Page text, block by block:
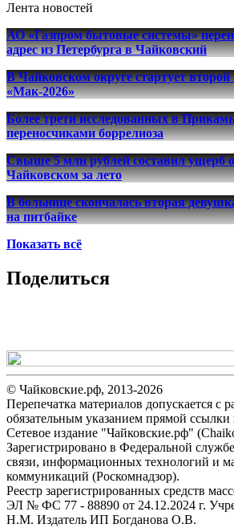
Лента новостей
АО «Газпром бытовые системы»
адрес из Петербурга в Чайковский
В Чайковском округе стартует второй
«Мак-2026»
Более трети исследованных в
переносчиками боррелиоза
Свыше 5 млн рублей составил ущерб
Чайковском за лето
В больнице скончалась вторая
на питбайке
Показать всё
Поделиться
© Чайковские.рф, 2013-2026
Перепечатка материалов допускается с
обязательным указанием прямой ссылки
Сетевое издание "Чайковские.рф"
Зарегистрировано в Федеральной
связи, информационных технологий и
коммуникаций (Роскомнадзор).
Реестр зарегистрированных средств
ЭЛ № ФС 77 - 88890 от 24.12.2024 г.
Н.М. Издатель ИП Богданова О.В.